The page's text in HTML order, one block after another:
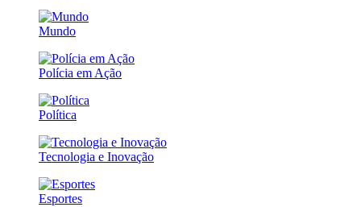
Mundo
Polícia em Ação
Política
Tecnologia e Inovação
Esportes